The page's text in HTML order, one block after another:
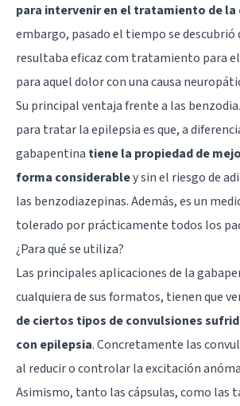
para intervenir en el tratamiento de la
embargo, pasado el tiempo se descubrió
resultaba eficaz com tratamiento para el
para aquel dolor con una causa
Su principal ventaja frente a las
para tratar la epilepsia es que, a
gabapentina tiene la propiedad de
forma considerabley sin el riesgo de
las benzodiazepinas. Además, es un
tolerado por prácticamente todos los
¿Para qué se utiliza?
Las principales aplicaciones de la
cualquiera de sus formatos, tienen que
de ciertos tipos de convulsiones
con epilepsia. Concretamente las
al reducir o controlar la excitación
Asimismo, tanto las cápsulas, como las